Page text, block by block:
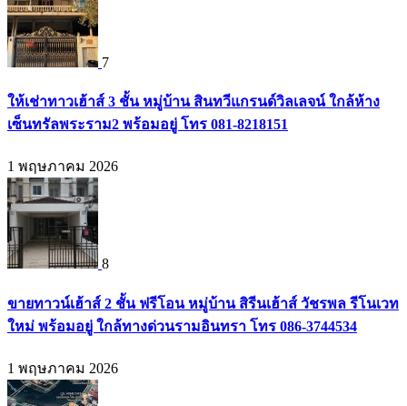
7
ให้เช่าทาวเฮ้าส์ 3 ชั้น หมู่บ้าน สินทวีแกรนด์วิลเลจน์ ใกล้ห้าง
เซ็นทรัลพระราม2 พร้อมอยู่ โทร 081-8218151
1 พฤษภาคม 2026
8
ขายทาวน์เฮ้าส์ 2 ชั้น ฟรีโอน หมู่บ้าน สิรีนเฮ้าส์ วัชรพล รีโนเวท
ใหม่ พร้อมอยู่ ใกล้ทางด่วนรามอินทรา โทร 086-3744534
1 พฤษภาคม 2026